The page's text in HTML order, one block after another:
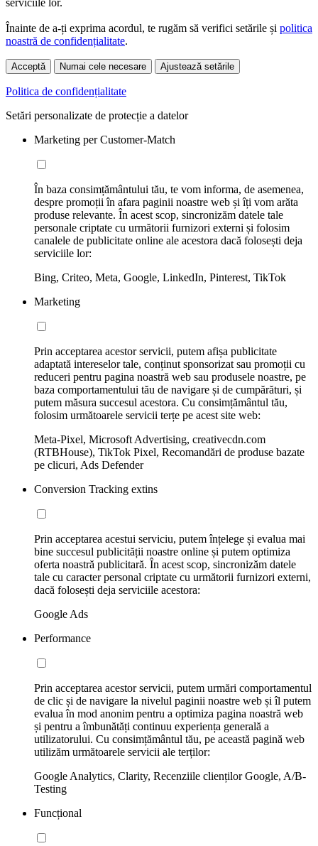
serviciile lor.
Înainte de a-ți exprima acordul, te rugăm să verifici setările și politica
noastră de confidențialitate.
Acceptă Numai cele necesare Ajustează setările
Politica de confidențialitate
Setări personalizate de protecție a datelor
Marketing per Customer-Match
În baza consimțământului tău, te vom informa, de asemenea,
despre promoții în afara paginii noastre web și îți vom arăta
produse relevante. În acest scop, sincronizăm datele tale
personale criptate cu următorii furnizori externi și folosim
canalele de publicitate online ale acestora dacă folosești deja
serviciile lor:
Bing, Criteo, Meta, Google, LinkedIn, Pinterest, TikTok
Marketing
Prin acceptarea acestor servicii, putem afișa publicitate
adaptată intereselor tale, conținut sponsorizat sau promoții cu
reduceri pentru pagina noastră web sau produsele noastre, pe
baza comportamentului tău de navigare și de cumpărături, și
putem măsura succesul acestora. Cu consimțământul tău,
folosim următoarele servicii terțe pe acest site web:
Meta-Pixel, Microsoft Advertising, creativecdn.com
(RTBHouse), TikTok Pixel, Recomandări de produse bazate
pe clicuri, Ads Defender
Conversion Tracking extins
Prin acceptarea acestui serviciu, putem înțelege și evalua mai
bine succesul publicității noastre online și putem optimiza
oferta noastră publicitară. În acest scop, sincronizăm datele
tale cu caracter personal criptate cu următorii furnizori externi,
dacă folosești deja serviciile acestora:
Google Ads
Performance
Prin acceptarea acestor servicii, putem urmări comportamentul
de clic și de navigare la nivelul paginii noastre web și îl putem
evalua în mod anonim pentru a optimiza pagina noastră web
și pentru a îmbunătăți continuu experiența generală a
utilizatorului. Cu consimțământul tău, pe această pagină web
utilizăm următoarele servicii ale terților:
Google Analytics, Clarity, Recenziile clienților Google, A/B-
Testing
Funcțional